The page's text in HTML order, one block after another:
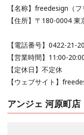
【名称】freedesign（フ
【住所】〒180-0004
【電話番号】0422-21-
【営業時間】11:00-
【定休日】不定休
【ウェブサイト】
アンジェ 河原町店